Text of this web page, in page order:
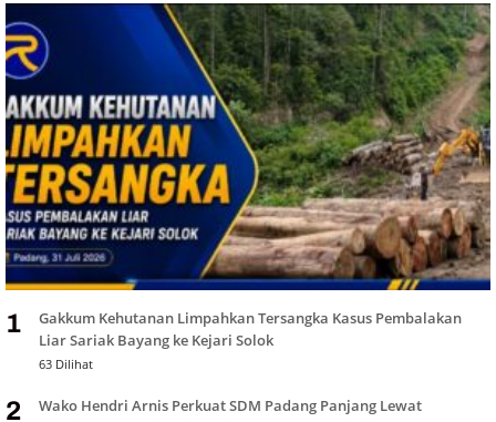
1
Gakkum Kehutanan Limpahkan Tersangka Kasus Pembalakan
Liar Sariak Bayang ke Kejari Solok
63 Dilihat
2
Wako Hendri Arnis Perkuat SDM Padang Panjang Lewat